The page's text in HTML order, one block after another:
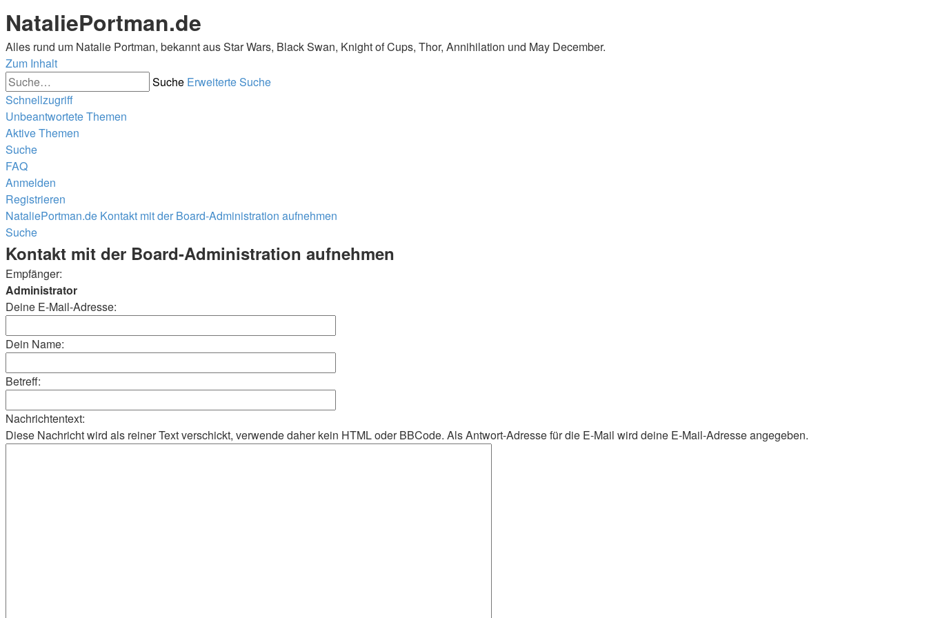
NataliePortman.de
Alles rund um Natalie Portman, bekannt aus Star Wars, Black Swan, Knight of Cups, Thor, Annihilation und May December.
Zum Inhalt
Suche Erweiterte Suche
Schnellzugriff
Unbeantwortete Themen
Aktive Themen
Suche
FAQ
Anmelden
Registrieren
NataliePortman.de Kontakt mit der Board-Administration aufnehmen
Suche
Kontakt mit der Board-Administration aufnehmen
Empfänger:
Administrator
Deine E-Mail-Adresse:
Dein Name:
Betreff:
Nachrichtentext:
Diese Nachricht wird als reiner Text verschickt, verwende daher kein HTML oder BBCode. Als Antwort-Adresse für die E-Mail wird deine E-Mail-Adresse angegeben.